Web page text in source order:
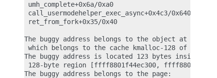
umh_complete+0x6a/0xa0
call_usermodehelper_exec_async+0x4c3/0x640
ret_from_fork+0x35/0x40
The buggy address belongs to the object at
which belongs to the cache kmalloc-128 of size
The buggy address is located 123 bytes inside of
128-byte region [ffff8801f44ec300,
The buggy address belongs to the page: